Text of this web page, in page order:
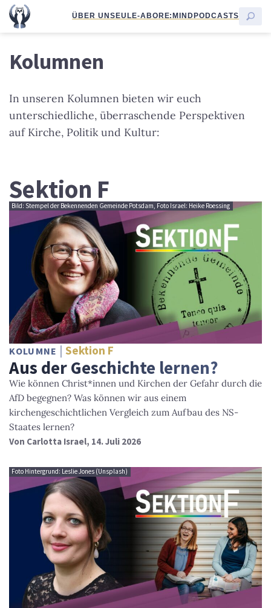
ÜBER UNSEULE-ABORE:MINDPODCASTS
Kolumnen
In unseren Kolumnen bieten wir euch
unterschiedliche, überraschende Perspektiven
auf Kirche, Politik und Kultur:
Sektion F
Bild: Stempel der Bekennenden Gemeinde Potsdam, Foto Israel: Heike Roessing
KOLUMNE Sektion F
Aus der Geschichte lernen?
Wie können Christ*innen und Kirchen der Gefahr durch die
AfD begegnen? Was können wir aus einem
kirchengeschichtlichen Vergleich zum Aufbau des NS-
Staates lernen?
Von Carlotta Israel, 14. Juli 2026
Foto Hintergrund: Leslie Jones (Unsplash)